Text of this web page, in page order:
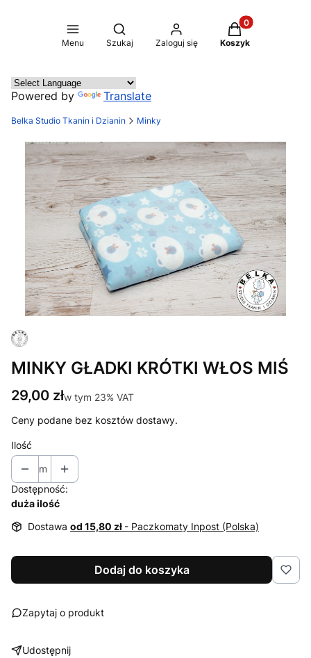
Menu
Otwórz wyszukiwarkę
Szukaj Zaloguj się
Produkty w
Koszyk
Powered by Translate
Belka Studio Tkanin i Dzianin Minky
MINKY GŁADKI KRÓTKI WŁOS MIŚ
Cena
29,00 złw tym 23% VAT
w tym 23% VAT
Ceny podane bez kosztów dostawy.
Ilość
m
Dostępność:
duża ilość
Dostawa od 15,80 zł - Paczkomaty Inpost (Polska)
Dodaj do koszyka
Zapytaj o produkt
Udostępnij